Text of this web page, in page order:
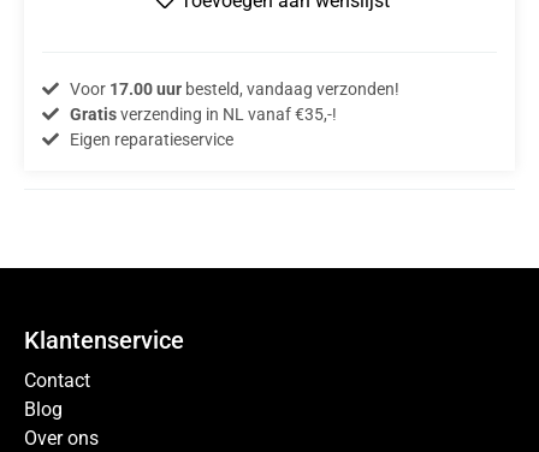
Voor 17.00 uurbesteld, vandaag verzonden!
Gratisverzending in NL vanaf €35,-!
Eigen reparatieservice
Klantenservice
Contact
Blog
Over ons